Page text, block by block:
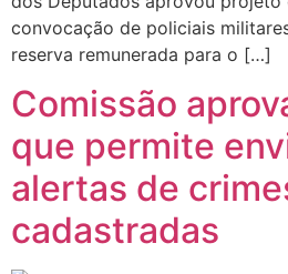
convocação de policiais
reserva remunerada para o […]
Comissão
que permite
alertas de
cadastradas